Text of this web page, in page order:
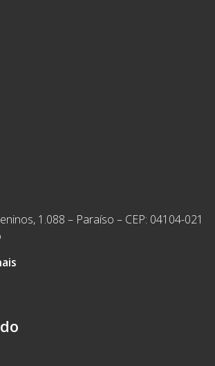
1.088 – Paraíso – CEP: 04104-021